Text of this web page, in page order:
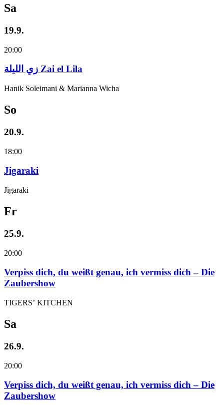
Sa
19.9.
20:00
زي‌ اللیلة Zai el Lila
Hanik Soleimani & Marianna Wicha
So
20.9.
18:00
Jigaraki
Jigaraki
Fr
25.9.
20:00
Verpiss dich, du weißt genau, ich vermiss dich – Die
Zaubershow
TIGERS’ KITCHEN
Sa
26.9.
20:00
Verpiss dich, du weißt genau, ich vermiss dich – Die
Zaubershow